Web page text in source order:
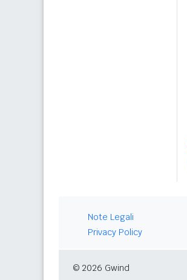
Note Legali
Privacy Policy
© 2026 Gwind